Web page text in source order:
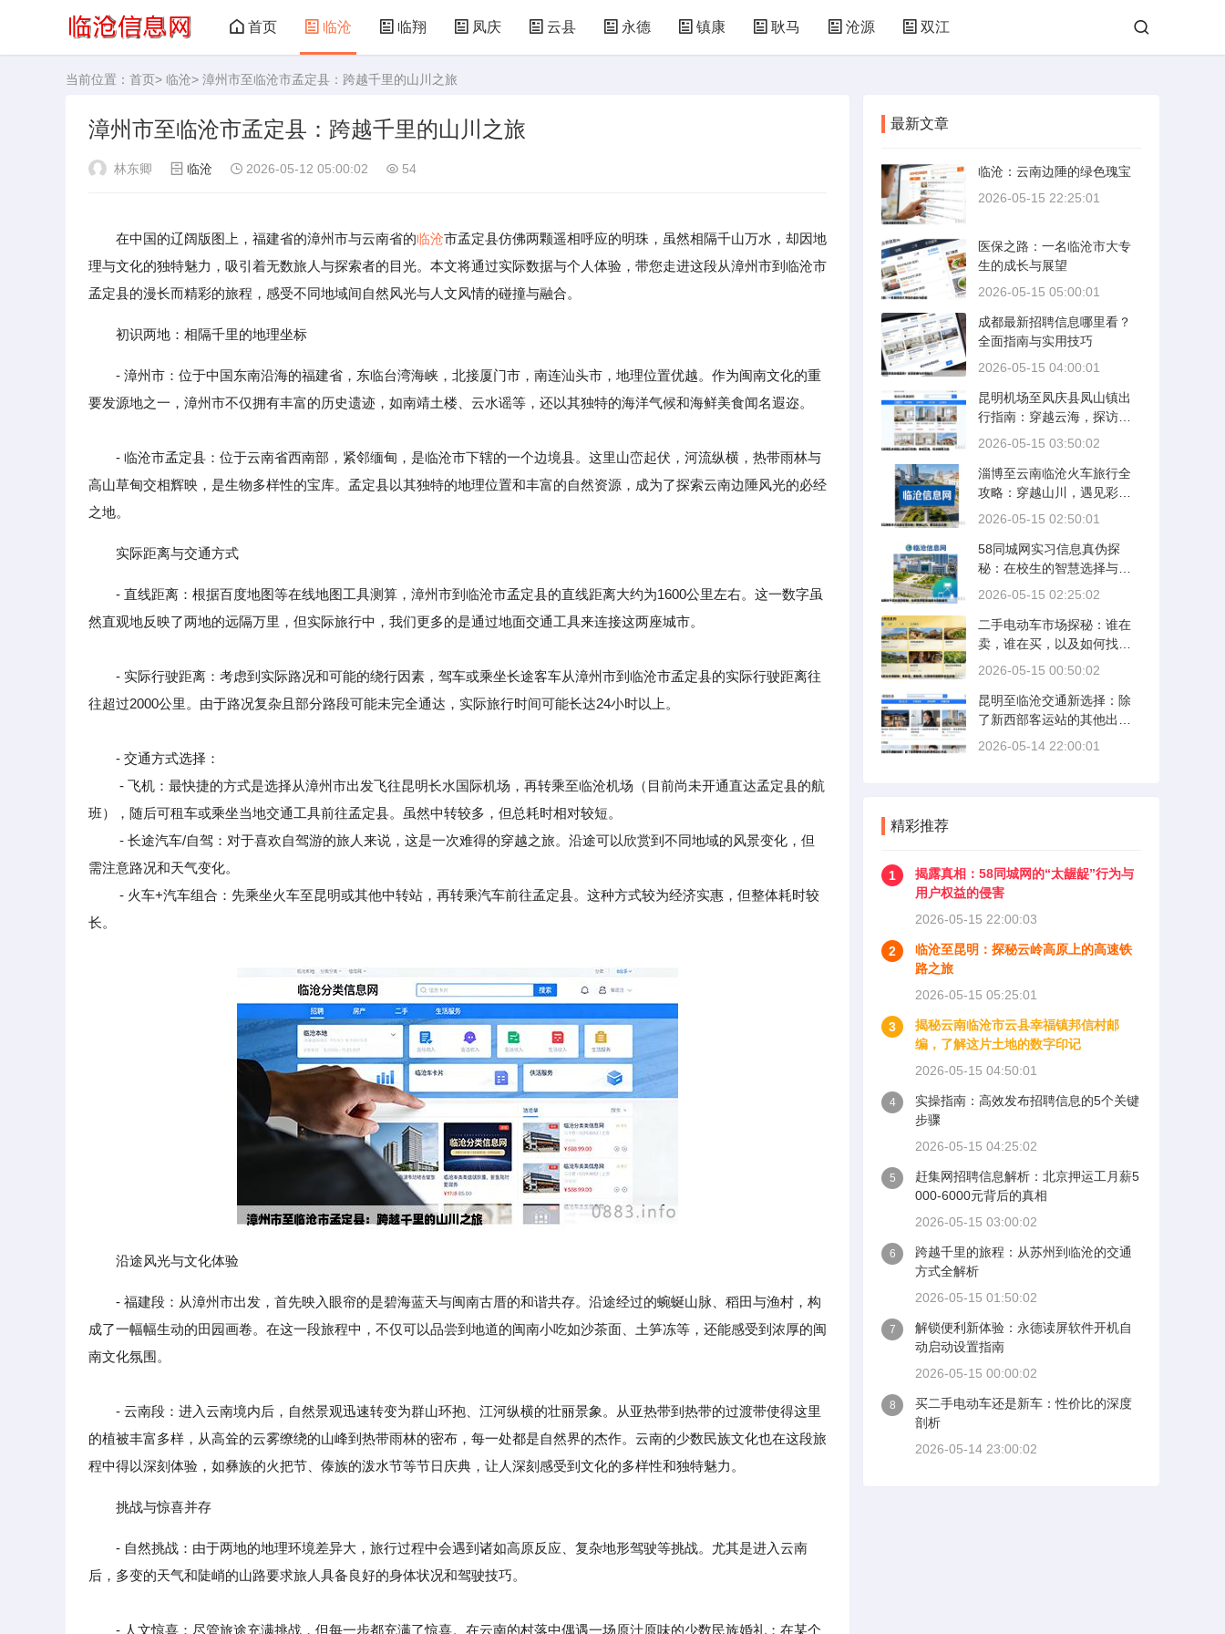
首页 临沧 临翔 凤庆 云县 永德 镇康 耿马 沧源 双江
当前位置： 首页> 临沧> 漳州市至临沧市孟定县：跨越千里的山川之旅
漳州市至临沧市孟定县：跨越千里的山川之旅
林东卿 临沧 2026-05-12 05:00:02 54
在中国的辽阔版图上，福建省的漳州市与云南省的临沧市孟定县仿佛两颗遥相呼应的明珠，虽然相隔千山万水，却因地
理与文化的独特魅力，吸引着无数旅人与探索者的目光。本文将通过实际数据与个人体验，带您走进这段从漳州市到临沧市
孟定县的漫长而精彩的旅程，感受不同地域间自然风光与人文风情的碰撞与融合。
初识两地：相隔千里的地理坐标
- 漳州市：位于中国东南沿海的福建省，东临台湾海峡，北接厦门市，南连汕头市，地理位置优越。作为闽南文化的重
要发源地之一，漳州市不仅拥有丰富的历史遗迹，如南靖土楼、云水谣等，还以其独特的海洋气候和海鲜美食闻名遐迩。
- 临沧市孟定县：位于云南省西南部，紧邻缅甸，是临沧市下辖的一个边境县。这里山峦起伏，河流纵横，热带雨林与
高山草甸交相辉映，是生物多样性的宝库。孟定县以其独特的地理位置和丰富的自然资源，成为了探索云南边陲风光的必经
之地。
实际距离与交通方式
- 直线距离：根据百度地图等在线地图工具测算，漳州市到临沧市孟定县的直线距离大约为1600公里左右。这一数字虽
然直观地反映了两地的远隔万里，但实际旅行中，我们更多的是通过地面交通工具来连接这两座城市。
- 实际行驶距离：考虑到实际路况和可能的绕行因素，驾车或乘坐长途客车从漳州市到临沧市孟定县的实际行驶距离往
往超过2000公里。由于路况复杂且部分路段可能未完全通达，实际旅行时间可能长达24小时以上。
- 交通方式选择：
- 飞机：最快捷的方式是选择从漳州市出发飞往昆明长水国际机场，再转乘至临沧机场（目前尚未开通直达孟定县的航
班），随后可租车或乘坐当地交通工具前往孟定县。虽然中转较多，但总耗时相对较短。
- 长途汽车/自驾：对于喜欢自驾游的旅人来说，这是一次难得的穿越之旅。沿途可以欣赏到不同地域的风景变化，但
需注意路况和天气变化。
- 火车+汽车组合：先乘坐火车至昆明或其他中转站，再转乘汽车前往孟定县。这种方式较为经济实惠，但整体耗时较
长。
沿途风光与文化体验
- 福建段：从漳州市出发，首先映入眼帘的是碧海蓝天与闽南古厝的和谐共存。沿途经过的蜿蜒山脉、稻田与渔村，构
成了一幅幅生动的田园画卷。在这一段旅程中，不仅可以品尝到地道的闽南小吃如沙茶面、土笋冻等，还能感受到浓厚的闽
南文化氛围。
- 云南段：进入云南境内后，自然景观迅速转变为群山环抱、江河纵横的壮丽景象。从亚热带到热带的过渡带使得这里
的植被丰富多样，从高耸的云雾缭绕的山峰到热带雨林的密布，每一处都是自然界的杰作。云南的少数民族文化也在这段旅
程中得以深刻体验，如彝族的火把节、傣族的泼水节等节日庆典，让人深刻感受到文化的多样性和独特魅力。
挑战与惊喜并存
- 自然挑战：由于两地的地理环境差异大，旅行过程中会遇到诸如高原反应、复杂地形驾驶等挑战。尤其是进入云南
后，多变的天气和陡峭的山路要求旅人具备良好的身体状况和驾驶技巧。
- 人文惊喜：尽管旅途充满挑战，但每一步都充满了惊喜。在云南的村落中偶遇一场原汁原味的少数民族婚礼；在某个
最新文章
临沧：云南边陲的绿色瑰宝
2026-05-15 22:25:01
医保之路：一名临沧市大专
生的成长与展望
2026-05-15 05:00:01
成都最新招聘信息哪里看？
全面指南与实用技巧
2026-05-15 04:00:01
昆明机场至凤庆县凤山镇出
行指南：穿越云海，探访秘
境之旅
2026-05-15 03:50:02
淄博至云南临沧火车旅行全
攻略：穿越山川，遇见彩云
之南
2026-05-15 02:50:01
58同城网实习信息真伪探
秘：在校生的智慧选择与风
险防范
2026-05-15 02:25:02
二手电动车市场探秘：谁在
卖，谁在买，以及如何找到
性价比之选
2026-05-15 00:50:02
昆明至临沧交通新选择：除
了新西部客运站的其他出行
方式
2026-05-14 22:00:01
精彩推荐
1
揭露真相：58同城网的“太龌龊”行为与
用户权益的侵害
2026-05-15 22:00:03
2
临沧至昆明：探秘云岭高原上的高速铁
路之旅
2026-05-15 05:25:01
3
揭秘云南临沧市云县幸福镇邦信村邮
编，了解这片土地的数字印记
2026-05-15 04:50:01
4
实操指南：高效发布招聘信息的5个关键
步骤
2026-05-15 04:25:02
5
赶集网招聘信息解析：北京押运工月薪5
000-6000元背后的真相
2026-05-15 03:00:02
6
跨越千里的旅程：从苏州到临沧的交通
方式全解析
2026-05-15 01:50:02
7
解锁便利新体验：永德读屏软件开机自
动启动设置指南
2026-05-15 00:00:02
8
买二手电动车还是新车：性价比的深度
剖析
2026-05-14 23:00:02